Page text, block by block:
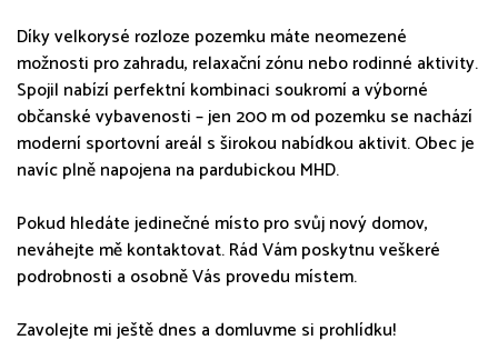
Díky velkorysé rozloze pozemku máte neomezené
možnosti pro zahradu, relaxační zónu nebo rodinné aktivity.
Spojil nabízí perfektní kombinaci soukromí a výborné
občanské vybavenosti – jen 200 m od pozemku se nachází
moderní sportovní areál s širokou nabídkou aktivit. Obec je
navíc plně napojena na pardubickou MHD.
Pokud hledáte jedinečné místo pro svůj nový domov,
neváhejte mě kontaktovat. Rád Vám poskytnu veškeré
podrobnosti a osobně Vás provedu místem.
Zavolejte mi ještě dnes a domluvme si prohlídku!